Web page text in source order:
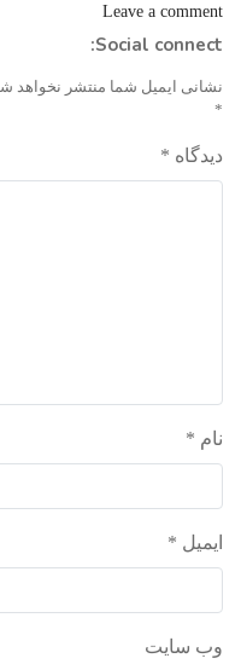
Leave a comment
Social connect:
نشانی ایمیل شما منتشر نخواهد
*
دیدگاه *
نام *
ایمیل *
وب‌ سایت